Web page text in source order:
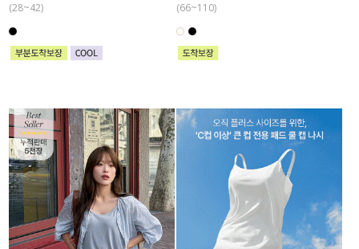
코디템
FIT ZOOM
(28~42) (66~110)